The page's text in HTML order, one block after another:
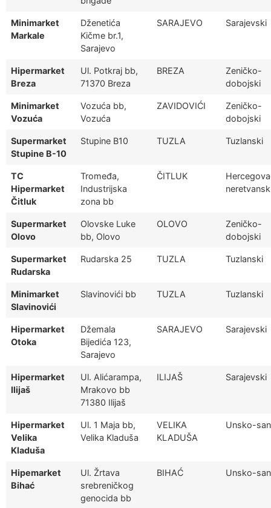
Minimarket
Markale
Dženetića
Kičme br.1,
Sarajevo
SARAJEVO Sarajevski
Hipermarket
Breza
Ul. Potkraj bb,
71370 Breza
BREZA
Zeničko-
dobojski
Minimarket
Vozuća
Vozuća bb,
Vozuća
ZAVIDOVIĆI
Zeničko-
dobojski
Supermarket
Stupine B-10
Stupine B10 TUZLA Tuzlanski
TC
Hipermarket
Čitluk
Tromeđa,
Industrijska
zona bb
ČITLUK
Supermarket
Olovo
Olovske Luke
bb, Olovo
OLOVO
Zeničko-
dobojski
Supermarket
Rudarska
Rudarska 25 TUZLA Tuzlanski
Minimarket
Slavinovići
Slavinovići bb TUZLA Tuzlanski
Hipermarket
Otoka
Džemala
Bijedića 123,
Sarajevo
SARAJEVO Sarajevski
Hipermarket
Ilijaš
Ul. Alićarampa,
Mrakovo bb
71380 Ilijaš
ILIJAŠ Sarajevski
Hipermarket
Velika
Kladuša
Ul. 1 Maja bb,
Velika Kladuša
VELIKA
KLADUŠA
Unsko-
Hipemarket
Bihać
Ul. Žrtava
srebreničkog
genocida bb
BIHAĆ Unsko-